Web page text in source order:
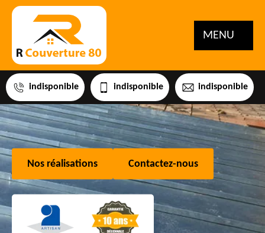
MENU
indisponible indisponible indisponible
Nos réalisations Contactez-nous